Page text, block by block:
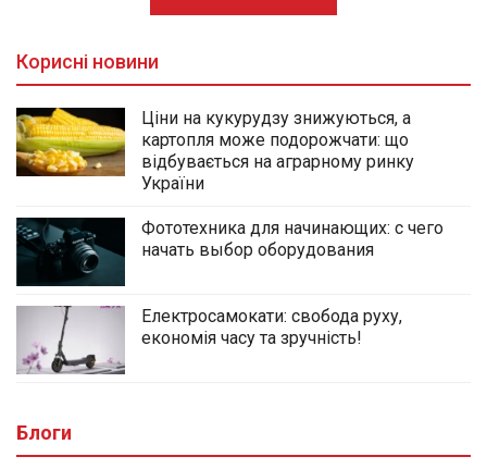
Корисні новини
Ціни на кукурудзу знижуються, а
картопля може подорожчати: що
відбувається на аграрному ринку
України
Фототехника для начинающих: с чего
начать выбор оборудования
Електросамокати: свобода руху,
економія часу та зручність!
Блоги